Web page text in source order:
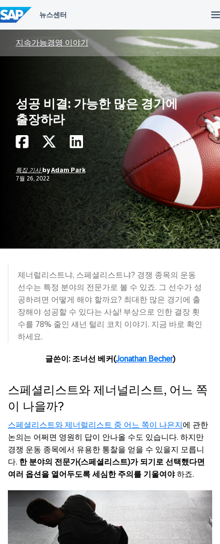
텐
츠
건
지속가능경영 이야기
성공 비결: 가능한 많은 경기에
출장하라
특집 기사 byAdam Park
7월 26, 2022
제너럴리스트냐, 스페셜리스트냐? 경쟁 종목의 운동
선수는 특정 분야의 전문가로 볼 수 있죠. 그 선수가 성
공하려면 어떻게 해야 할까요? 최대한 많은 경기에 출
장해야 성공할 수 있다는 사실! 부상으로 인한 결장 횟
수를 78% 줄인 섀넌 털리 코치 이야기. 지금 바로 확인
하세요.
글쓴이: 조너선 베커(Jonathan Becher)
스페셜리스트와 제너널리스트, 어느 쪽
이 나을까?
스페셜리스트와 제너럴리스트 중 어느 쪽이 나은지 에 관한
논의는 어쩌면 영원히 답이 안나올 수도 있습니다. 하지만
경쟁 운동 종목에서 유용한 통찰을 얻을 수 있을지 모릅니
다. 한 분야의 전문가(스페셜리스트)가 되기로 선택했다면
여러 옵션을 열어두도록 세심한 주의를 기울여야하죠.